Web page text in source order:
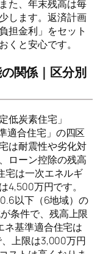
た、年末残高は毎
します。返済計画
担金利」をセット
くと安心です。
関係｜区分別
低炭素住宅」
適合住宅」の四区
は耐震性や劣化対
ローン控除の残高
宅は一次エネルギ
4,500万円です。
以下（6地域）の
条件で、残高上限
ネ基準適合住宅は
上限は3,000万円